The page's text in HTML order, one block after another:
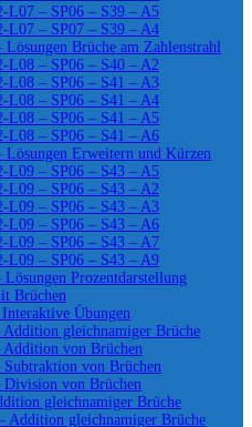
L07 – SP06 – S39 – A5
L07 – SP07 – S39 – A4
Brüche am Zahlenstrahl
L08 – SP06 – S40 – A2
L08 – SP06 – S41 – A3
L08 – SP06 – S41 – A4
L08 – SP06 – S41 – A5
L08 – SP06 – S41 – A6
Erweitern und Kürzen
L09 – SP06 – S43 – A5
L09 – SP06 – S43 – A2
L09 – SP06 – S43 – A3
L09 – SP06 – S43 – A6
L09 – SP06 – S43 – A7
L09 – SP06 – S43 – A9
Prozentdarstellung
Brüchen
Übungen
Addition gleichnamiger Brüche
Addition von Brüchen
Subtraktion von Brüchen
Division von Brüchen
gleichnamiger Brüche
Addition gleichnamiger Brüche